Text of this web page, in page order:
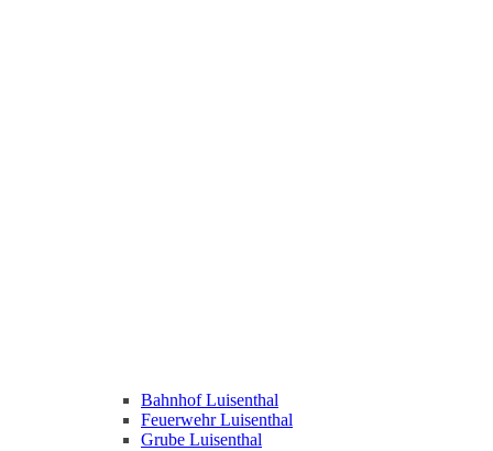
Bahnhof Luisenthal
Feuerwehr Luisenthal
Grube Luisenthal